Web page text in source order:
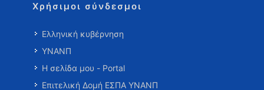
Χρήσιμοι σύνδεσμοι
Ελληνική κυβέρνηση
ΥΝΑΝΠ
Η σελίδα μου - Portal
Επιτελική Δομή ΕΣΠΑ ΥΝΑΝΠ